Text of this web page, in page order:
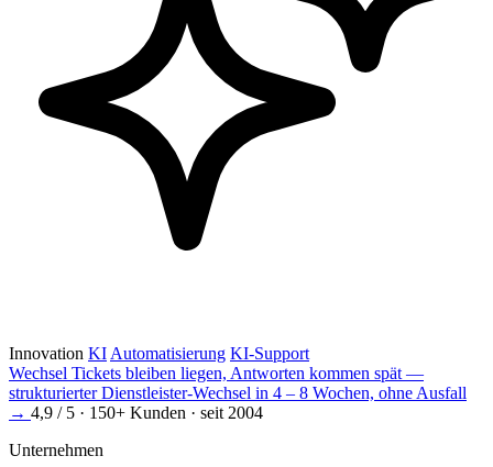
Innovation KI Automatisierung KI-Support
Wechsel Tickets bleiben liegen, Antworten kommen spät —
strukturierter Dienstleister-Wechsel in 4 – 8 Wochen, ohne Ausfall
→ 4,9 / 5 · 150+ Kunden · seit 2004
Unternehmen